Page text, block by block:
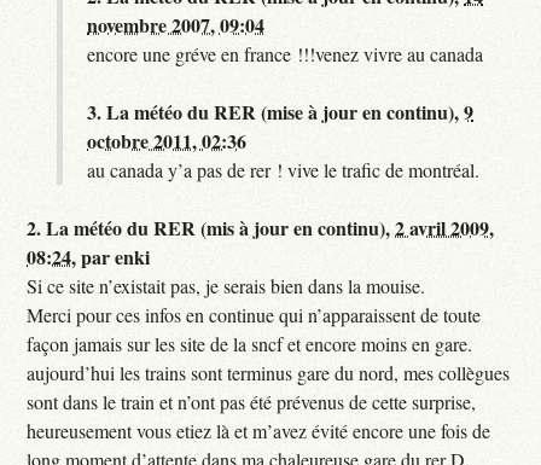
novembre 2007, 09:04
encore une gréve en france !!!venez vivre au canada
3.La météo du RER (mise à jour en continu),9
octobre 2011, 02:36
au canada y’a pas de rer ! vive le trafic de montréal.
2.La météo du RER (mis à jour en continu),2 avril 2009,
08:24,parenki
Si ce site n’existait pas, je serais bien dans la mouise.
Merci pour ces infos en continue qui n’apparaissent de toute
façon jamais sur les site de la sncf et encore moins en gare.
aujourd’hui les trains sont terminus gare du nord, mes collègues
sont dans le train et n’ont pas été prévenus de cette surprise,
heureusement vous etiez là et m’avez évité encore une fois de
long moment d’attente dans ma chaleureuse gare du rer D.